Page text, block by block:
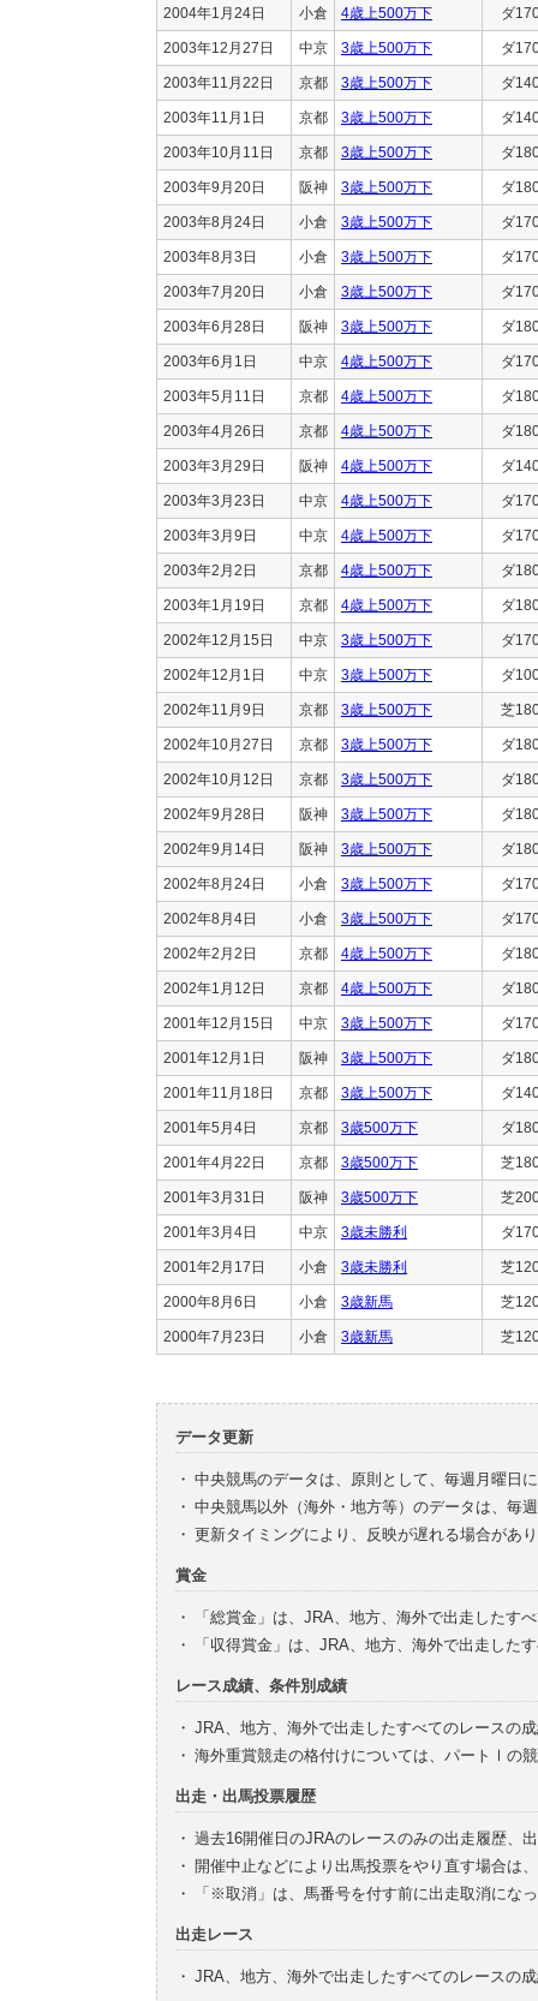
2004年1月24日 小倉 4歳上500万下 ダ
2003年12月27日 中京 3歳上500万下 ダ
2003年11月22日 京都 3歳上500万下 ダ
2003年11月1日 京都 3歳上500万下 ダ
2003年10月11日 京都 3歳上500万下 ダ
2003年9月20日 阪神 3歳上500万下 ダ
2003年8月24日 小倉 3歳上500万下 ダ
2003年8月3日 小倉 3歳上500万下 ダ
2003年7月20日 小倉 3歳上500万下 ダ
2003年6月28日 阪神 3歳上500万下 ダ
2003年6月1日 中京 4歳上500万下 ダ
2003年5月11日 京都 4歳上500万下 ダ
2003年4月26日 京都 4歳上500万下 ダ
2003年3月29日 阪神 4歳上500万下 ダ
2003年3月23日 中京 4歳上500万下 ダ
2003年3月9日 中京 4歳上500万下 ダ
2003年2月2日 京都 4歳上500万下 ダ
2003年1月19日 京都 4歳上500万下 ダ
2002年12月15日 中京 3歳上500万下 ダ
2002年12月1日 中京 3歳上500万下 ダ
2002年11月9日 京都 3歳上500万下 芝
2002年10月27日 京都 3歳上500万下 ダ
2002年10月12日 京都 3歳上500万下 ダ
2002年9月28日 阪神 3歳上500万下 ダ
2002年9月14日 阪神 3歳上500万下 ダ
2002年8月24日 小倉 3歳上500万下 ダ
2002年8月4日 小倉 3歳上500万下 ダ
2002年2月2日 京都 4歳上500万下 ダ
2002年1月12日 京都 4歳上500万下 ダ
2001年12月15日 中京 3歳上500万下 ダ
2001年12月1日 阪神 3歳上500万下 ダ
2001年11月18日 京都 3歳上500万下 ダ
2001年5月4日 京都 3歳500万下 ダ
2001年4月22日 京都 3歳500万下 芝
2001年3月31日 阪神 3歳500万下 芝
2001年3月4日 中京 3歳未勝利 ダ
2001年2月17日 小倉 3歳未勝利 芝
2000年8月6日 小倉 3歳新馬 芝
2000年7月23日 小倉 3歳新馬 芝
データ更新
・ 中央競馬のデータは、原則として、毎週月曜日
・ 中央競馬以外（海外・地方等）のデータは、毎
・ 更新タイミングにより、反映が遅れる場合があ
賞金
・
「総賞金」は、JRA、地方、海外で出走したす
・
「収得賞金」は、JRA、地方、海外で出走した
レース成績、条件別成績
・ JRA、地方、海外で出走したすべてのレースの
・ 海外重賞競走の格付けについては、パートⅠの
出走・出馬投票履歴
・ 過去16開催日のJRAのレースのみの出走履歴、
・ 開催中止などにより出馬投票をやり直す場合は
・
「※取消」は、馬番号を付す前に出走取消にな
出走レース
・ JRA、地方、海外で出走したすべてのレースの